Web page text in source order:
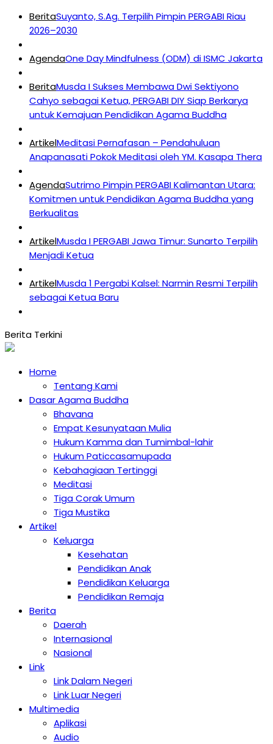
BeritaSuyanto, S.Ag. Terpilih Pimpin PERGABI Riau
2026–2030
AgendaOne Day Mindfulness (ODM) di ISMC Jakarta
BeritaMusda I Sukses Membawa Dwi Sektiyono
Cahyo sebagai Ketua, PERGABI DIY Siap Berkarya
untuk Kemajuan Pendidikan Agama Buddha
ArtikelMeditasi Pernafasan – Pendahuluan
Anapanasati Pokok Meditasi oleh YM. Kasapa Thera
AgendaSutrimo Pimpin PERGABI Kalimantan Utara:
Komitmen untuk Pendidikan Agama Buddha yang
Berkualitas
ArtikelMusda I PERGABI Jawa Timur: Sunarto Terpilih
Menjadi Ketua
ArtikelMusda 1 Pergabi Kalsel: Narmin Resmi Terpilih
sebagai Ketua Baru
Home
Tentang Kami
Dasar Agama Buddha
Bhavana
Empat Kesunyataan Mulia
Hukum Kamma dan Tumimbal-lahir
Hukum Paticcasamupada
Kebahagiaan Tertinggi
Meditasi
Tiga Corak Umum
Tiga Mustika
Artikel
Keluarga
Kesehatan
Pendidikan Anak
Pendidikan Keluarga
Pendidikan Remaja
Berita
Daerah
Internasional
Nasional
Link
Link Dalam Negeri
Link Luar Negeri
Multimedia
Aplikasi
Audio